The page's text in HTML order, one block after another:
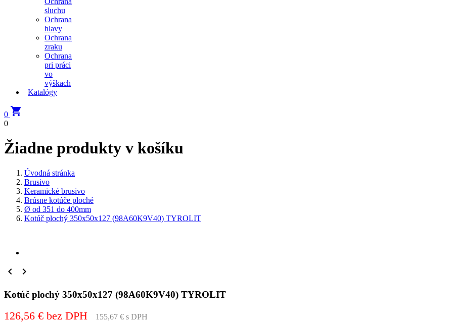
sluchu
Ochrana
hlavy
Ochrana
zraku
Ochrana
pri práci
vo
výškach
Katalógy
0 
0
Žiadne produkty v košíku
Úvodná stránka
Brusivo
Keramické brusivo
Brúsne kotúče ploché
Ø od 351 do 400mm
Kotúč plochý 350x50x127 (98A60K9V40) TYROLIT
 
Kotúč plochý 350x50x127 (98A60K9V40) TYROLIT
126,56 € bez DPH 155,67 € s DPH